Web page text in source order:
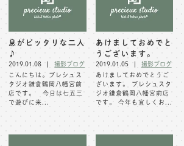
初節句記念写真撮影
フレンド記念撮影
フォトウェディング
ペーン･限定プラン情報
無料会員登録
息がピッタリな二人
♪
2019.01.08
撮影ブログ
こんにちは。プレシュス
タジオ鎌倉鶴岡八幡宮前
店です。 今日は七五三
で遊びに来...
あけましておめでと
うございます。
2019.01.05
撮影ブログ
あけましておめでとうご
ざいます。 プレシュスタ
ジオ鎌倉鶴岡八幡宮前店
です。 今年も宜しくお...